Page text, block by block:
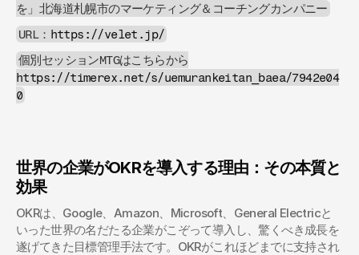
を」北海道札幌市のマーケティング＆コーチングカンパニー
URL： https://velet.jp/
個別セッションMTGはこちらから
https://timerex.net/s/uemurankeitan_baea/7942e04
0
世界の企業がOKRを導入する理由：その本質と
効果
OKRは、Google、Amazon、Microsoft、General Electricと
いった世界の名だたる企業がこぞって導入し、驚くべき成長を
遂げてきた目標管理手法です。OKRがこれほどまでに支持され